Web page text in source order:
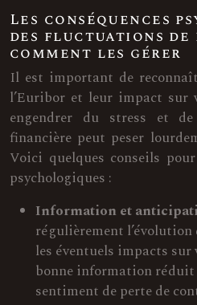
Les conséquences
des fluctuations de
comment les gérer
Il est important de
l’Euribor et leur impact sur
engendrer du stress et de
financière peut peser
Voici quelques conseils
psychologiques :
Information et
régulièrement
les éventuels impacts
bonne information
sentiment de perte de